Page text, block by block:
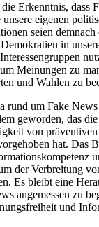
Erkenntnis, dass
eigenen
seien demnach
in
Meinungen zu
und Wahlen zu
rund um Fake
geworden, das
von
hat. Das
der Verbreitung
Es bleibt eine
angemessen zu
und